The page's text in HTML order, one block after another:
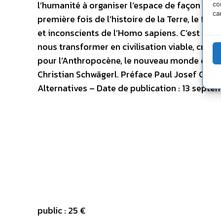
l’humanité à organiser l’espace de façon
première fois de l’histoire de la Terre, le
et inconscients de l’Homo sapiens. C’est
nous transformer en civilisation viable,
pour l’Anthropocène, le nouveau monde qui
Christian Schwägerl. Préface Paul Josef
Alternatives – Date de publication : 13
public : 25 €